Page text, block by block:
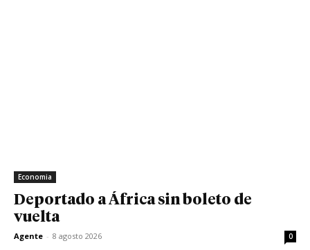
Economia
Deportado a África sin boleto de
vuelta
Agente - 8 agosto 2026 0